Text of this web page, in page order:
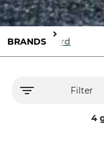
BRANDS Pferd
Filter
4